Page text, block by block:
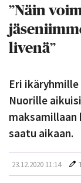
”Näin
livenä”
Eri
Nuorille
saatu aikaan.
23.12.2020 11:14